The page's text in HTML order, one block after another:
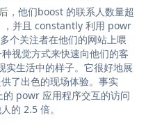
他们boost 的联系人数量超
，并且 constantly 利用 powr
个关注者在他们的网站上喂
视觉方式来快速向他们的客
生活中的样子。它很好地展
了出色的现场体验。事实
powr 应用程序交互的访问
的 2.5 倍。